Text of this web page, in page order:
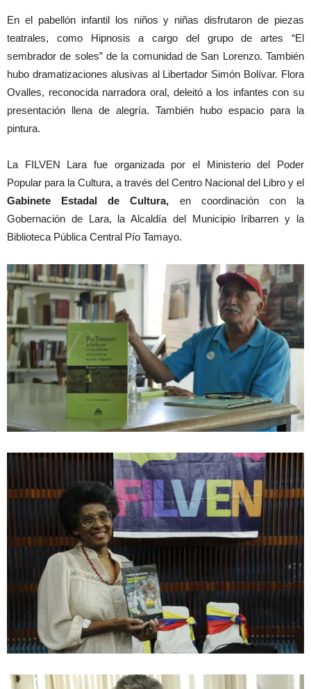
En el pabellón infantil los niños y niñas disfrutaron de piezas
teatrales, como Hipnosis a cargo del grupo de artes “El
sembrador de soles” de la comunidad de San Lorenzo. También
hubo dramatizaciones alusivas al Libertador Simón Bolívar. Flora
Ovalles, reconocida narradora oral, deleitó a los infantes con su
presentación llena de alegría. También hubo espacio para la
pintura.
La FILVEN Lara fue organizada por el Ministerio del Poder
Popular para la Cultura, a través del Centro Nacional del Libro y el
Gabinete Estadal de Cultura, en coordinación con la
Gobernación de Lara, la Alcaldía del Municipio Iribarren y la
Biblioteca Pública Central Pío Tamayo.